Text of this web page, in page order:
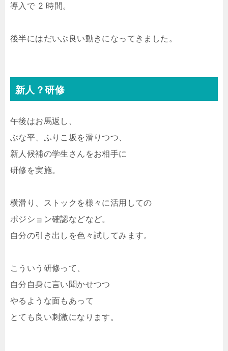
導入で 2 時間。
後半にはだいぶ良い動きになってきました。
新人？研修
午後はお馬返し、
ぶな平、ふりこ坂を滑りつつ、
新人候補の学生さんをお相手に
研修を実施。
横滑り、ストックを様々に活用しての
ポジション確認などなど。
自分の引き出しを色々試してみます。
こういう研修って、
自分自身に言い聞かせつつ
やるような面もあって
とても良い刺激になります。